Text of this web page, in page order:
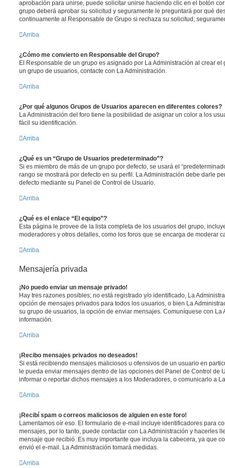
aprobación para unirse, puede solicitar unirse haciendo clic en el botón
grupo deberá aprobar su solicitud y seguramente le preguntará por qué
continuamente al Responsable de Grupo si rechaza su solicitud;
Arriba
¿Cómo me convierto en Responsable del Grupo?
El Responsable de un grupo es asignado por La Administración al crear el
un grupo de usuarios, contacte con La Administración.
Arriba
¿Por qué algunos Grupos de Usuarios aparecen en diferentes colores?
La Administración del foro tiene la posibilidad de asignar un color a los
fácil su identificación.
Arriba
¿Qué es un “Grupo de Usuarios predeterminado”?
Si es miembro de más de un grupo por defecto, se usará el
rango se mostrará por defecto en su perfil. La Administración debe darle
defecto mediante su Panel de Control de Usuario.
Arriba
¿Qué es el enlace “El equipo”?
Esta página le provee de la lista completa de los usuarios del grupo,
moderadores y otros detalles, como los foros que se encarga de moderar
Arriba
Mensajería privada
¡No puedo enviar un mensaje privado!
Hay tres razones posibles; no está registrado y/o identificado, La
opción de mensajes privados para todos los usuarios, o bien La
su grupo de usuarios, la opción de enviar mensajes. Comuníquese con La
información.
Arriba
¡Recibo mensajes privados no deseados!
Si está recibiendo mensajes maliciosos u ofensivos de un usuario en
le pueda enviar mensajes dentro de las opciones del Panel de Control de
informar o reportar dichos mensajes a los Moderadores, o comunicarlo a
Arriba
¡Recibí spam o correos maliciosos de alguien en este foro!
Lamentamos oír eso. El formulario de e-mail incluye identificadores para
mensajes, por lo tanto, puede contactar con La Administración y hacerles
mensaje que recibió. Es muy importante que incluya la cabecera, ya que
envió el e-mail. La Administración tomará medidas.
Arriba